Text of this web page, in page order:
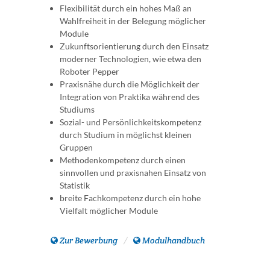
Flexibilität durch ein hohes Maß an
Wahlfreiheit in der Belegung möglicher
Module
Zukunftsorientierung durch den Einsatz
moderner Technologien, wie etwa den
Roboter Pepper
Praxisnähe durch die Möglichkeit der
Integration von Praktika während des
Studiums
Sozial- und Persönlichkeitskompetenz
durch Studium in möglichst kleinen
Gruppen
Methodenkompetenz durch einen
sinnvollen und praxisnahen Einsatz von
Statistik
breite Fachkompetenz durch ein hohe
Vielfalt möglicher Module
Zur Bewerbung
Modulhandbuch